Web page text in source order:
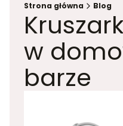
Strona główna Blog
w
barze